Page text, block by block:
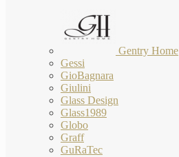
Gentry Home
Gessi
GioBagnara
Giulini
Glass Design
Glass1989
Globo
Graff
GuRaTec